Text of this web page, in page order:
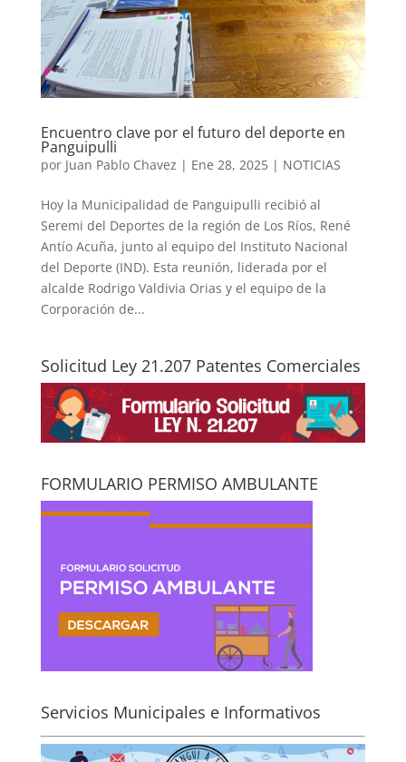
Encuentro clave por el futuro del deporte en
Panguipulli
por Juan Pablo Chavez | Ene 28, 2025| NOTICIAS
Hoy la Municipalidad de Panguipulli recibió al
Seremi del Deportes de la región de Los Ríos, René
Antío Acuña, junto al equipo del Instituto Nacional
del Deporte (IND). Esta reunión, liderada por el
alcalde Rodrigo Valdivia Orias y el equipo de la
Corporación de...
Solicitud Ley 21.207 Patentes Comerciales
FORMULARIO PERMISO AMBULANTE
Servicios Municipales e Informativos